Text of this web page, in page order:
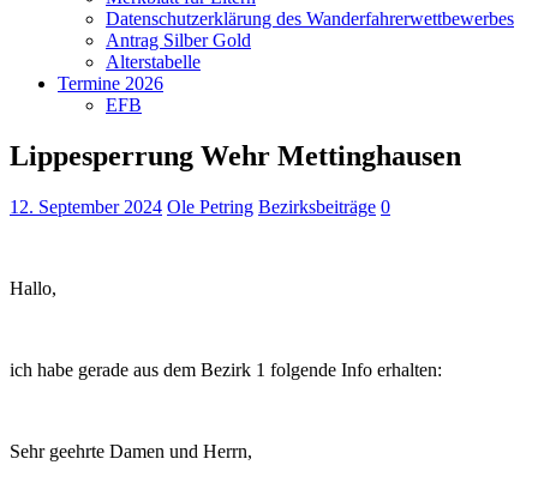
Datenschutzerklärung des Wanderfahrerwettbewerbes
Antrag Silber Gold
Alterstabelle
Termine 2026
EFB
Lippesperrung Wehr Mettinghausen
12. September 2024 Ole Petring Bezirksbeiträge 0
Hallo,
ich habe gerade aus dem Bezirk 1 folgende Info erhalten:
Sehr geehrte Damen und Herrn,